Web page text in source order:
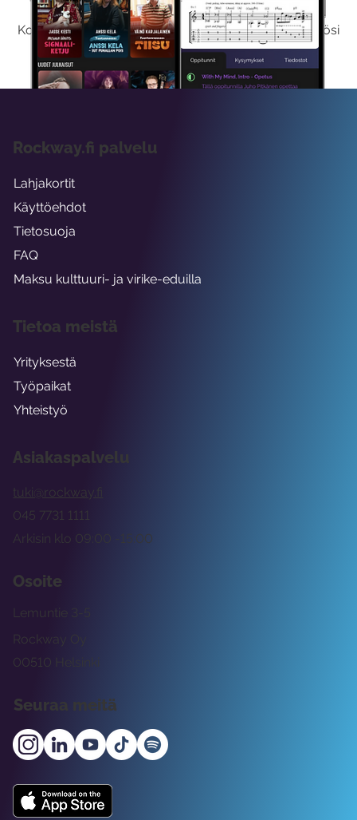
Kokeilemalla ilmaiseksi saat koko sisältömme käyttöösi
viikon ajaksi.
Asiakaspalvelu
tuki@rockway.fi
Arkisin klo 09:00 -15:00
045 7731 1111
Osoite
Rockway Oy
Lemuntie 3-5
00510 Helsinki
Seuraa meitä
Rockway.fi palvelu
Lahjakortit
Käyttöehdot
Tietosuoja
FAQ
Maksu kulttuuri- ja virike-eduilla
Tietoa meistä
Yrityksestä
Työpaikat
Yhteistyö